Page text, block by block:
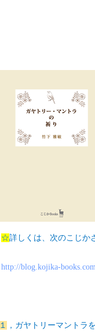
☆詳しくは、次のこじか
http://blog.kojika-
１ ，ガヤトリーマントラ